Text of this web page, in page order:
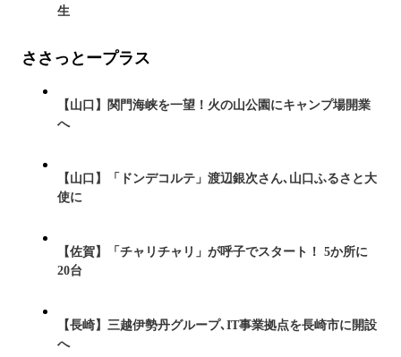
生
ささっとープラス
【山口】関門海峡を一望！火の山公園にキャンプ場開業
へ
【山口】「ドンデコルテ」渡辺銀次さん､山口ふるさと大
使に
【佐賀】「チャリチャリ」が呼子でスタート！ 5か所に
20台
【長崎】三越伊勢丹グループ､IT事業拠点を長崎市に開設
へ